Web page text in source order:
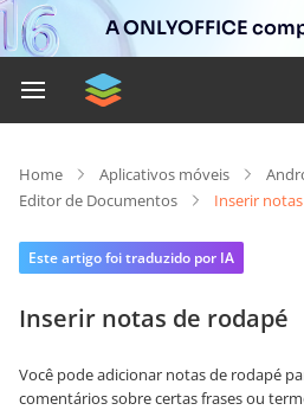
A ONLYOFFICE
Home Aplicativos móveis
Editor de Documentos
Inserir
Este artigo foi traduzido por IA
Inserir notas de rodapé
Você pode adicionar notas de rodapé
comentários sobre certas frases ou